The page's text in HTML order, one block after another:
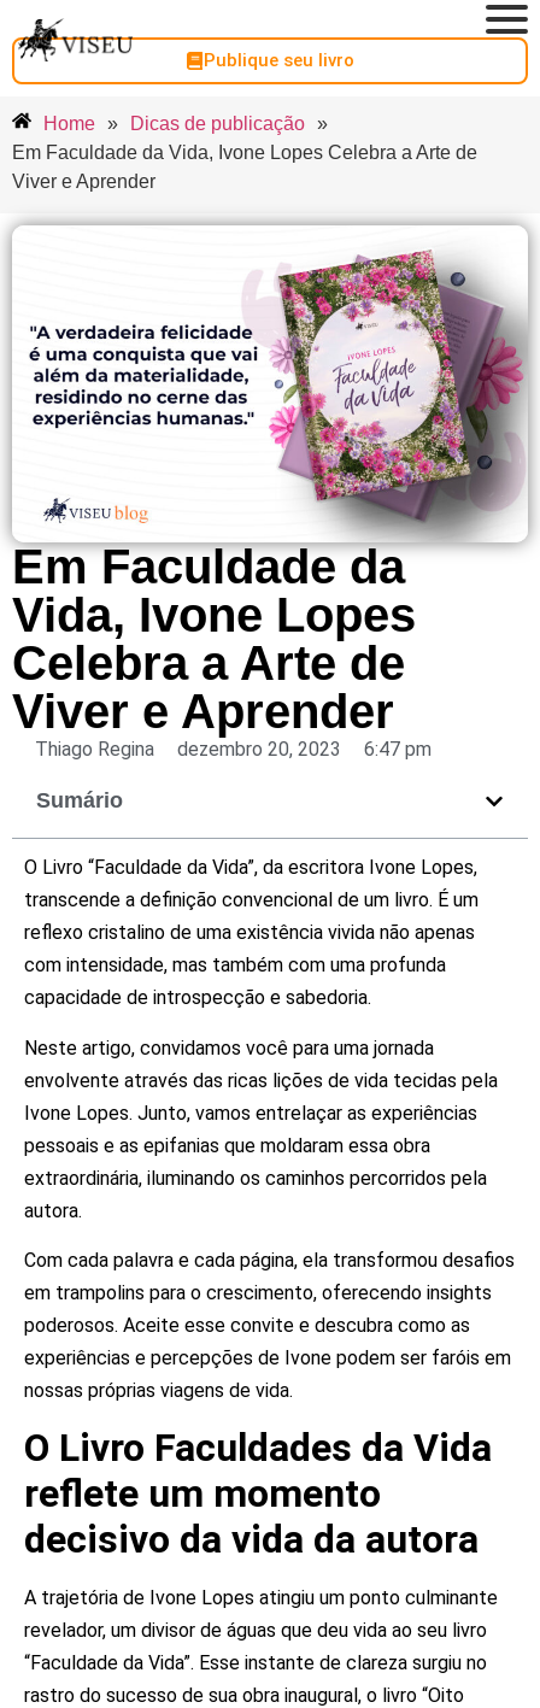
Publique seu livro
Home » Dicas de publicação »
Em Faculdade da Vida, Ivone Lopes Celebra a Arte de
Viver e Aprender
Em Faculdade da
Vida, Ivone Lopes
Celebra a Arte de
Viver e Aprender
Thiago Regina dezembro 20, 2023 6:47 pm
Sumário
O Livro “Faculdade da Vida”, da escritora Ivone Lopes,
transcende a definição convencional de um livro. É um
reflexo cristalino de uma existência vivida não apenas
com intensidade, mas também com uma profunda
capacidade de introspecção e sabedoria.
Neste artigo, convidamos você para uma jornada
envolvente através das ricas lições de vida tecidas pela
Ivone Lopes. Junto, vamos entrelaçar as experiências
pessoais e as epifanias que moldaram essa obra
extraordinária, iluminando os caminhos percorridos pela
autora.
Com cada palavra e cada página, ela transformou desafios
em trampolins para o crescimento, oferecendo insights
poderosos. Aceite esse convite e descubra como as
experiências e percepções de Ivone podem ser faróis em
nossas próprias viagens de vida.
O Livro Faculdades da Vida
reflete um momento
decisivo da vida da autora
A trajetória de Ivone Lopes atingiu um ponto culminante
revelador, um divisor de águas que deu vida ao seu livro
“Faculdade da Vida”. Esse instante de clareza surgiu no
rastro do sucesso de sua obra inaugural, o livro “Oito